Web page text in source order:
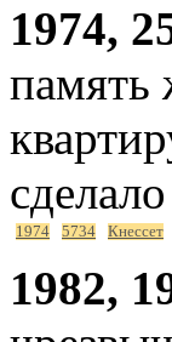
1974,
память
1974 5734 Кнессет
1982,